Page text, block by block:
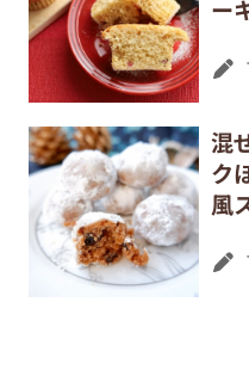
ー
混
ク
風